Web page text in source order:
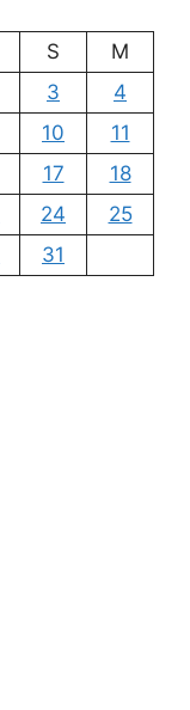
S
M
3
4
10
11
17
18
24
25
31